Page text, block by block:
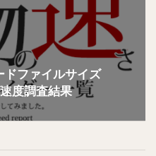
ドファイルサイズ
度調査結果